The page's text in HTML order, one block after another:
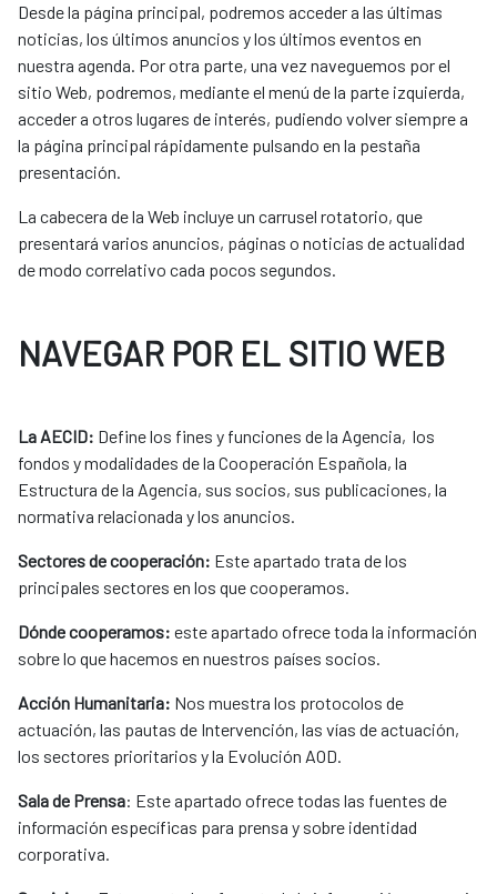
Desde la página principal, podremos acceder a las últimas
noticias, los últimos anuncios y los últimos eventos en
nuestra agenda. Por otra parte, una vez naveguemos por el
sitio Web, podremos, mediante el menú de la parte izquierda,
acceder a otros lugares de interés, pudiendo volver siempre a
la página principal rápidamente pulsando en la pestaña
presentación.
La cabecera de la Web incluye un carrusel rotatorio, que
presentará varios anuncios, páginas o noticias de actualidad
de modo correlativo cada pocos segundos.
NAVEGAR POR EL SITIO WEB
La AECID: Define los fines y funciones de la Agencia, los
fondos y modalidades de la Cooperación Española, la
Estructura de la Agencia, sus socios, sus publicaciones, la
normativa relacionada y los anuncios.
Sectores de cooperación: Este apartado trata de los
principales sectores en los que cooperamos.
Dónde cooperamos: este apartado ofrece toda la información
sobre lo que hacemos en nuestros países socios.
Acción Humanitaria: Nos muestra los protocolos de
actuación, las pautas de Intervención, las vías de actuación,
los sectores prioritarios y la Evolución AOD.
Sala de Prensa: Este apartado ofrece todas las fuentes de
información específicas para prensa y sobre identidad
corporativa.